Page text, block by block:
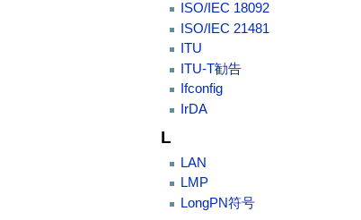
ISO/IEC 18092
ISO/IEC 21481
ITU
ITU-T勧告
Ifconfig
IrDA
L
LAN
LMP
LongPN符号